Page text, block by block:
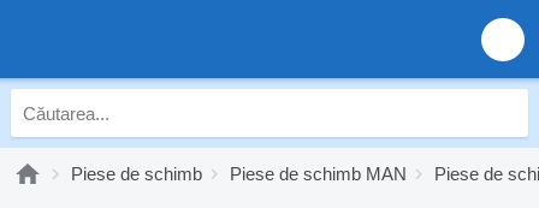
Piese de schimb Piese de schimb MAN Piese de